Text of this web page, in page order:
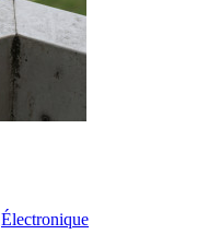
Électronique